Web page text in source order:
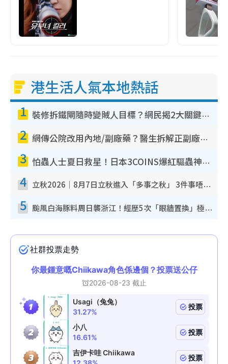
港生活人氣本地熱話
1 裝修拆鐵閘隨時變賊人目標？網民揭2大關鍵用途：裝新式等於白裝？附新舊鐵閘分別
2 網傳公院改用內地/副廠藥？醫生拆解正副廠分別 揭4類人換藥隨時出事
3 怕蟲人士夏日救星！日本3COINS爆紅驅蟲神器$45起 1招「全程免觸碰」輕鬆搞定小強
4 立秋2026｜8月7日立秋進入「多事之秋」 3件事唔做得！專家教6招開運 清枱頭／銀包納氣接好運
5 颱風白海豚料周日襲浙江！經歷5次「眼牆置換」極罕見 成登陸內地最長途颱風